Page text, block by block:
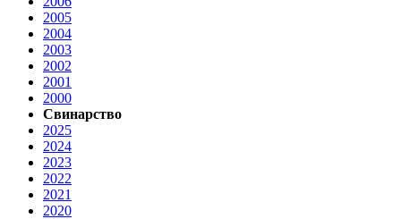
2005
2004
2003
2002
2001
2000
Свинарство
2025
2024
2023
2022
2021
2020